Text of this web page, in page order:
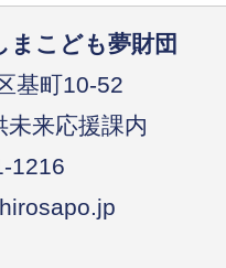
まこども夢財団
基町10-52
未来応援課内
1216